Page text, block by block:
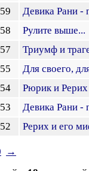
Девика Рани -
Рулите выше...
Триумф и
Для своего,
Рюрик и Рерих
Девика Рани -
Рерих и его
→